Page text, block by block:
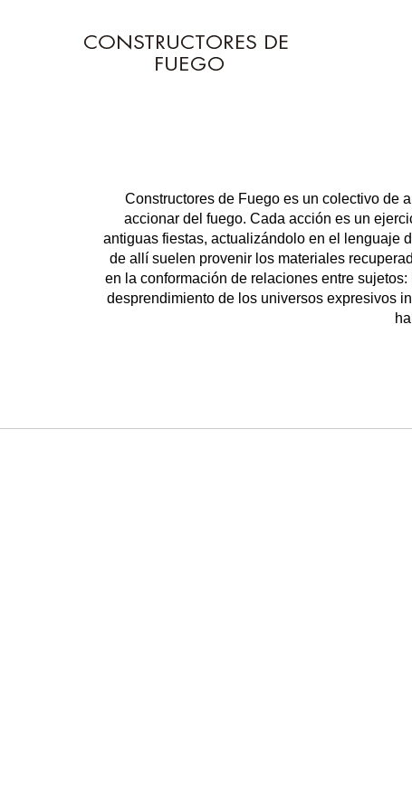
Constructores de Fuego es un colectivo de
accionar del fuego. Cada acción es un
antiguas fiestas, actualizándolo en el lenguaje
de allí suelen provenir los materiales
en la conformación de relaciones entre
desprendimiento de los universos expresivos